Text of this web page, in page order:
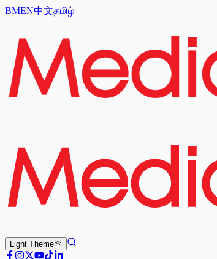
BMEN中文தமிழ்
Light Theme